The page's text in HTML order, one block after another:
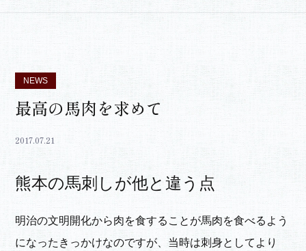
NEWS
最高の馬肉を求めて
2017.07.21
熊本の馬刺しが他と違う点
明治の文明開化から肉を食することが馬肉を食べるよう
になったきっかけなのですが、当時は刺身としてより